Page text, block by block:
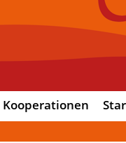
Kooperationen